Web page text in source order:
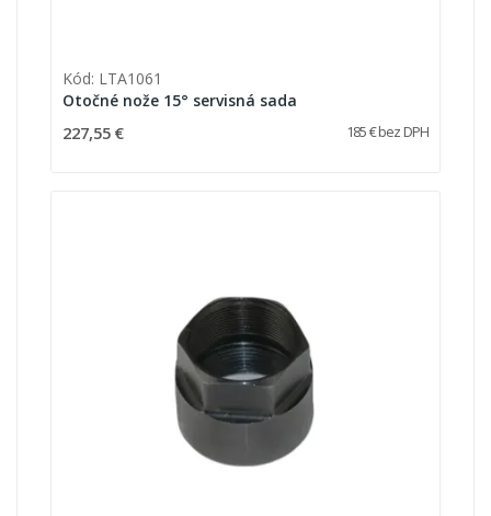
Kód: LTA1061
Otočné nože 15° servisná sada
227,55 € 185 € bez DPH